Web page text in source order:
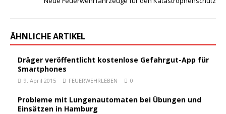
ÄHNLICHE ARTIKEL
Dräger veröffentlicht kostenlose Gefahrgut-App für
Smartphones
9. April 2015 FEUERWEHRLEBEN 0
Probleme mit Lungenautomaten bei Übungen und
Einsätzen in Hamburg